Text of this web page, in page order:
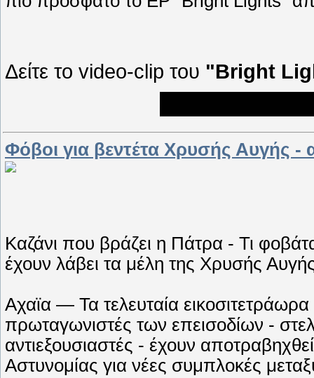
Δείτε το video-clip του "Bright
Φόβοι για βεντέτα Χρυσής Αυγής -
Καζάνι που βράζει η Πάτρα - Τι
έχουν λάβει τα μέλη της Χρυσής
Αχαϊα — Τα τελευταία
πρωταγωνιστές των επεισοδίων -
αντιεξουσιαστές - έχουν
Αστυνομίας για νέες συμπλοκές